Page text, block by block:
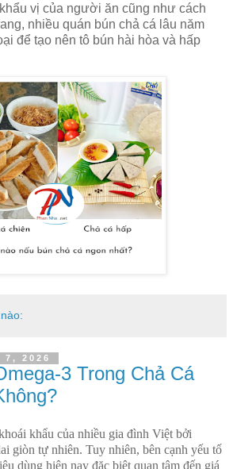
vị của người ăn cũng như cách
nhiều quán bún chả cá lâu năm
để tạo nên tô bún hài hòa và hấp
2026
3 Trong Chả Cá
khẩu của nhiều gia đình Việt bởi
giòn tự nhiên. Tuy nhiên, bên cạnh yếu tố
dùng hiện nay đặc biệt quan tâm đến giá